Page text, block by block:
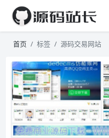
首页 标签 源码交易网站